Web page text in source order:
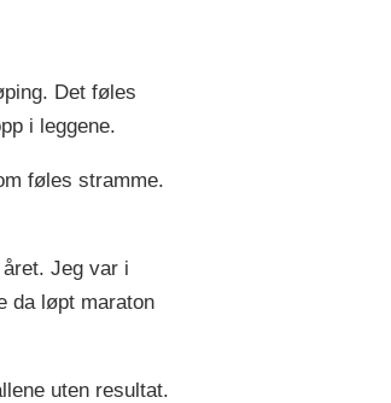
Det føles
i leggene.
føles stramme.
Jeg var i
da løpt maraton
uten resultat.